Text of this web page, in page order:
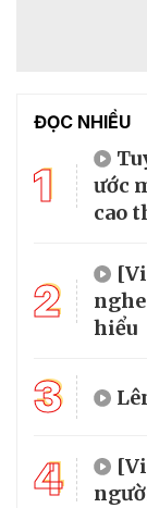
ĐỌC NHIỀU
1
ước
cao
2
hiểu
3
4